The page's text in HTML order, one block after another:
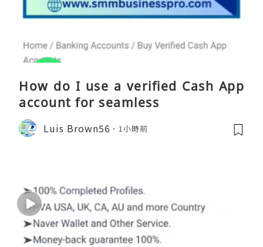
How do I use a verified Cash App
account for seamless
Luis Brown56 1小時前